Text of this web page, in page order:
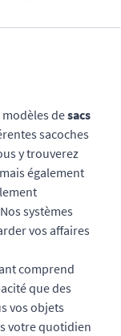
desacs
sacoches
y trouverez
également
systèmes
vos affaires
comprend
que des
vos objets
votre quotidien